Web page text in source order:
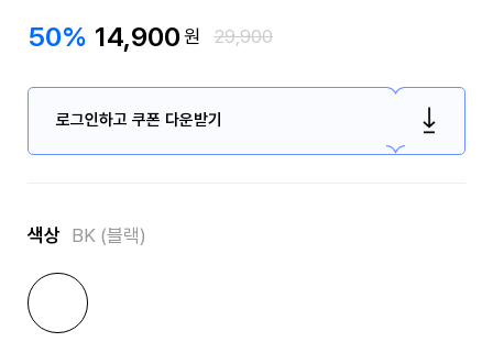
50% 14,900원 29,900
로그인하고 쿠폰 다운받기
색상 BK (블랙)